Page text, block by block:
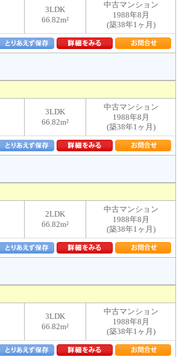
3LDK
66.82m²
中古マンション
1988年8月
(築38年1ヶ月)
3LDK
66.82m²
中古マンション
1988年8月
(築38年1ヶ月)
2LDK
66.82m²
中古マンション
1988年8月
(築38年1ヶ月)
3LDK
66.82m²
中古マンション
1988年8月
(築38年1ヶ月)